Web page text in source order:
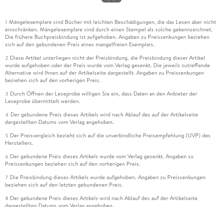
1 Mängelexemplare sind Bücher mit leichten Beschädigungen, die das Lesen aber nicht
einschränken. Mängelexemplare sind durch einen Stempel als solche gekennzeichnet.
Die frühere Buchpreisbindung ist aufgehoben. Angaben zu Preissenkungen beziehen
sich auf den gebundenen Preis eines mangelfreien Exemplars.
2 Diese Artikel unterliegen nicht der Preisbindung, die Preisbindung dieser Artikel
wurde aufgehoben oder der Preis wurde vom Verlag gesenkt. Die jeweils zutreffende
Alternative wird Ihnen auf der Artikelseite dargestellt. Angaben zu Preissenkungen
beziehen sich auf den vorherigen Preis.
3 Durch Öffnen der Leseprobe willigen Sie ein, dass Daten an den Anbieter der
Leseprobe übermittelt werden.
4 Der gebundene Preis dieses Artikels wird nach Ablauf des auf der Artikelseite
dargestellten Datums vom Verlag angehoben.
5 Der Preisvergleich bezieht sich auf die unverbindliche Preisempfehlung (UVP) des
Herstellers.
6 Der gebundene Preis dieses Artikels wurde vom Verlag gesenkt. Angaben zu
Preissenkungen beziehen sich auf den vorherigen Preis.
7 Die Preisbindung dieses Artikels wurde aufgehoben. Angaben zu Preissenkungen
beziehen sich auf den letzten gebundenen Preis.
8 Der gebundene Preis dieses Artikels wird nach Ablauf des auf der Artikelseite